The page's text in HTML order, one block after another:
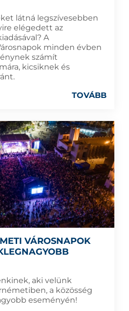
látná legszívesebben
elégedett az
A
minden évben
számít
kicsiknek és
TOVÁBB
VÁROSNAPOK
aki velünk
a közösség
eseményén!